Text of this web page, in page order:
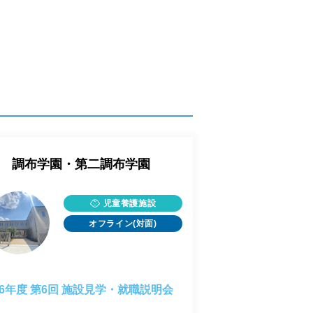
調布学園・第二調布学園
児童養護施設
オフライン(対面)
年度 第6回 施設見学・就職説明会